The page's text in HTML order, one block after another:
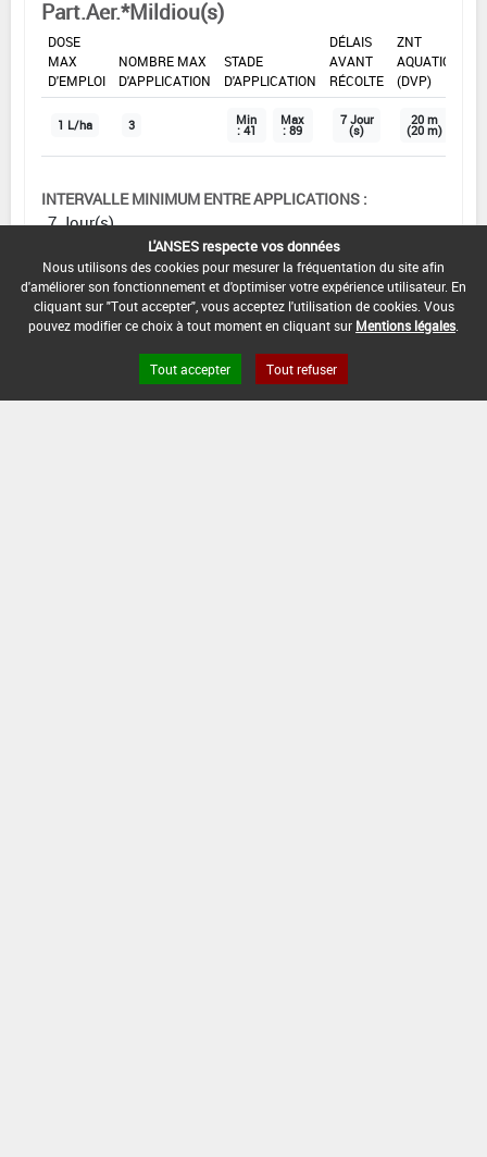
Part.Aer.*Mildiou(s)
DOSE
MAX
D'EMPLOI
NOMBRE MAX
D'APPLICATION
STADE
D'APPLICATION
DÉLAIS
AVANT
RÉCOLTE
ZNT
AQUATIQUE
(DVP)
1 L/ha 3 Min
: 41
Max
: 89
7 Jour
(s)
20 m
(20 m)
INTERVALLE MINIMUM ENTRE APPLICATIONS :
7 Jour(s)
DISTANCE DE SÉCURITÉ RIVERAIN ET PERSONNES
PRÉSENTES :
Se référer à la catégorie « RIVERAINS » dans la
rubrique « conditions d'emploi générales » ci-dessus.
En l'absence de distance de sécurité riverains fixée
dans l'AMM, l'arrêté du 4 mai 2017 relatif à la mise sur
le marché et à l'utilisation des produits
L'ANSES respecte vos données
Nous utilisons des cookies pour mesurer la fréquentation du site afin
d'améliorer son fonctionnement et d'optimiser votre expérience utilisateur. En
cliquant sur "Tout accepter", vous acceptez l'utilisation de cookies. Vous
pouvez modifier ce choix à tout moment en cliquant sur Mentions légales
Tout accepter Tout refuser